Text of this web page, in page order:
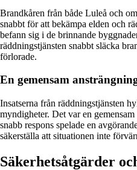
Brandkåren från både Luleå och
snabbt för att bekämpa elden och
befann sig i de brinnande
räddningstjänsten snabbt släcka
förlorade.
En gemensam
Insatserna från räddningstjänsten
myndigheter. Det var en
snabb respons spelade en
säkerställa att situationen inte
Säkerhetsåtgärder